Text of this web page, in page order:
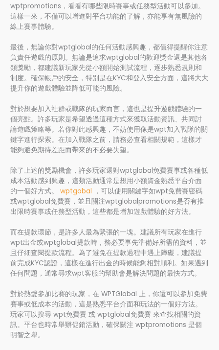
wptpromotions，看看有哪些限時賽事或任務型活動可以參加。
這樣一來，不僅可以增進對平台功能的了解，亦能享有無風險的
線上賽事體驗。
最後，無論你對wptglobal的任何活動感興趣，都值得提醒你注意
負責任遊戲的原則。無論是追求wptglobal的歡迎獎金還是其他各
類獎勵，都建議新玩家先從小額開始測試流程，逐步熟悉規則和
制度。確保帳戶的安全，特別是在KYC和登入安全方面，這將大大
提升你的遊戲體驗並降低可能的風險。
對於想要加入社群或戰隊的玩家而言，這也是提升遊戲體驗的一
個亮點。許多玩家是希望透過這種方式來獲取活動資訊、共同討
論遊戲策略等。若你對此感興趣，不妨使用像是wpt加入戰隊的關
鍵字進行探索。在加入戰隊之前，請務必查看相關規範，這樣才
能夠避免期待差距而帶來的不必要失望。
除了上述的獎勵機會，許多玩家還對wptglobal免費賽事或各種低
成本活動感到興趣，這類活動通常是想用小額資金熟悉平台介面
的一個好方式。wptgobal ，可以使用關鍵字如wpt免費賽密碼
或wptglobal免費賽，並且關注wptglobalpromotions是否有推
出限時賽事或任務型活動，這些都是增加遊戲體驗的好方法。
而在提款環節，是許多人最為緊張的一塊。建議所有玩家在進行
wpt出金或wptglobal提款時，務必要事先準備好所需的資料，並
且仔細查閱提款流程。為了避免在提款過程中遇上障礙，建議提
前完成KYC認證，這樣在進行出金的時候能夠相對順利。如果遇到
任何問題，通常尋求wpt客服的幫助會是解決問題的最快方式。
對於熱愛參加比賽的玩家，在 WPTGlobal 上，你還可以參加免費
賽事或低成本的活動，這是熟悉平台介面和玩法的一個好方法。
玩家可以搜尋 wpt免費賽 或 wptglobal免費賽 來查找相關的資
訊。平台也時常舉辦促銷活動，確保關注 wptpromotions 是個
明智之舉。